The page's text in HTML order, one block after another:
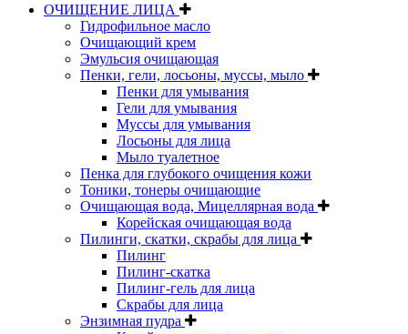
ОЧИЩЕНИЕ ЛИЦА
Гидрофильное масло
Очищающий крем
Эмульсия очищающая
Пенки, гели, лосьоны, муссы, мыло
Пенки для умывания
Гели для умывания
Муссы для умывания
Лосьоны для лица
Мыло туалетное
Пенка для глубокого очищения кожи
Тоники, тонеры очищающие
Очищающая вода, Мицеллярная вода
Корейская очищающая вода
Пилинги, скатки, скрабы для лица
Пилинг
Пилинг-скатка
Пилинг-гель для лица
Скрабы для лица
Энзимная пудра